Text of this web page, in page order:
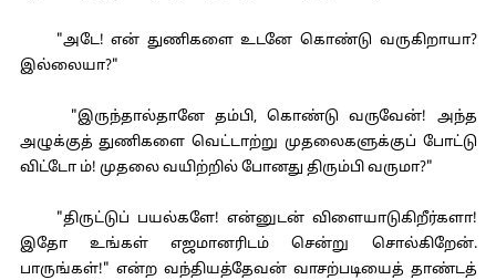
"அடே! என் துணிகளை உடனே கொண்டு வருகிறாயா?
இல்லையா?"
"இருந்தால்தானே தம்பி, கொண்டு வருவேன்! அந்த
அழுக்குத் துணிகளை வெட்டாற்று முதலைகளுக்குப் போட்டு
விட்டோ ம்! முதலை வயிற்றில் போனது திரும்பி வருமா?"
"திருட்டுப் பயல்களே! என்னுடன் விளையாடுகிறீர்களா!
இதோ உங்கள் எஜமானரிடம் சென்று சொல்கிறேன்.
பாருங்கள்!" என்ற வந்தியத்தேவன் வாசற்படியைத் தாண்டத்